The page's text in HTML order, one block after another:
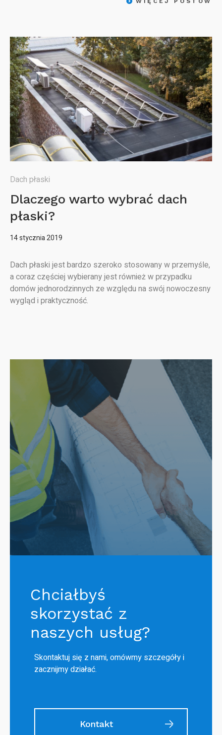
Dach płaski
Dlaczego warto wybrać dach
płaski?
14 stycznia 2019
Dach płaski jest bardzo szeroko stosowany w przemyśle,
a coraz częściej wybierany jest również w przypadku
domów jednorodzinnych ze względu na swój nowoczesny
wygląd i praktyczność.
Chciałbyś
skorzystać z
naszych usług?
Skontaktuj się z nami, omówmy szczegóły i
zacznijmy działać.
Kontakt